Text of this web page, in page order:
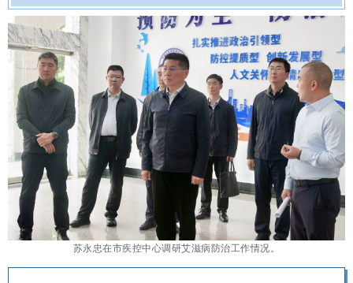
苏永忠在市疾控中心调研艾滋病防治工作情况。